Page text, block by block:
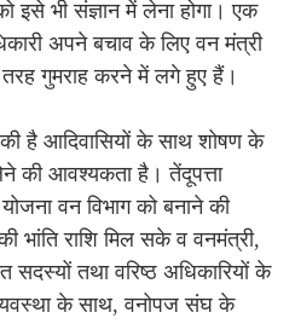
इसे भी संज्ञान में लेना होगा। एक
अपने बचाव के लिए वन मंत्री
गुमराह करने में लगे हुए हैं।
है आदिवासियों के साथ शोषण के
की आवश्यकता है। तेंदूपत्ता
वन विभाग को बनाने की
भांति राशि मिल सके व वनमंत्री,
तथा वरिष्ठ अधिकारियों के
के साथ, वनोपज संघ के